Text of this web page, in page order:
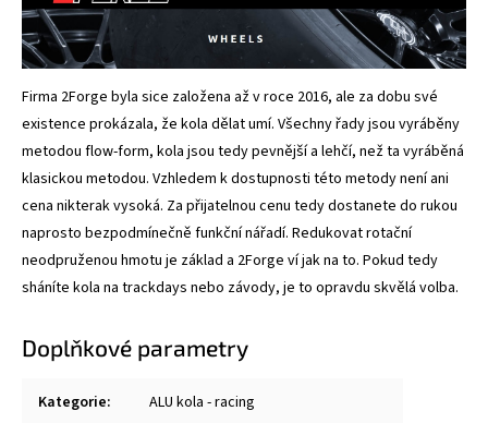
Firma 2Forge byla sice založena až v roce 2016, ale za dobu své
existence prokázala, že kola dělat umí. Všechny řady jsou vyráběny
metodou flow-form, kola jsou tedy pevnější a lehčí, než ta vyráběná
klasickou metodou. Vzhledem k dostupnosti této metody není ani
cena nikterak vysoká. Za přijatelnou cenu tedy dostanete do rukou
naprosto bezpodmínečně funkční nářadí. Redukovat rotační
neodpruženou hmotu je základ a 2Forge ví jak na to. Pokud tedy
sháníte kola na trackdays nebo závody, je to opravdu skvělá volba.
Doplňkové parametry
Kategorie: ALU kola - racing